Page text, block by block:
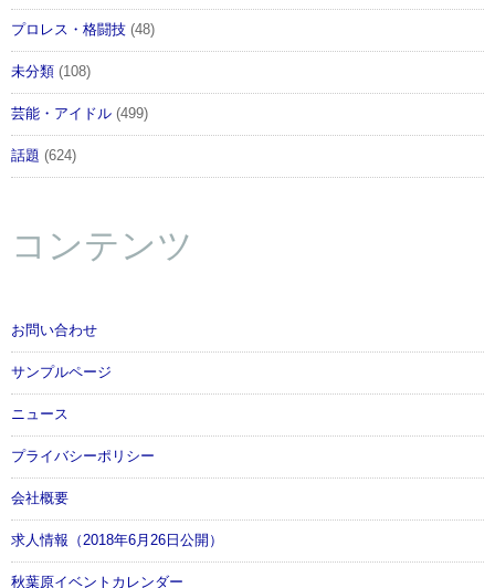
プロレス・格闘技 (48)
未分類 (108)
芸能・アイドル (499)
話題 (624)
コンテンツ
お問い合わせ
サンプルページ
ニュース
プライバシーポリシー
会社概要
求人情報（2018年6月26日公開）
秋葉原イベントカレンダー